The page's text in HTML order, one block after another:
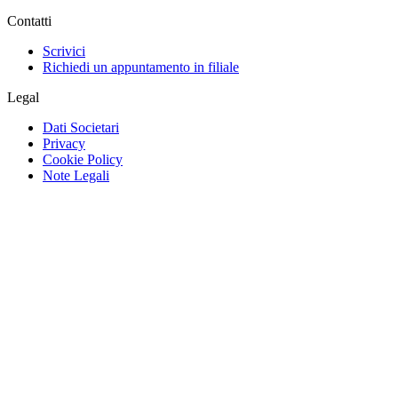
Contatti
Scrivici
Richiedi un appuntamento in filiale
Legal
Dati Societari
Privacy
Cookie Policy
Note Legali